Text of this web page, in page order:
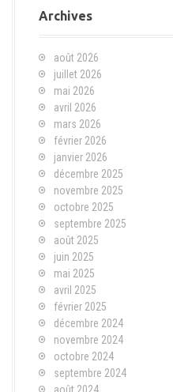
Archives
août 2026
juillet 2026
mai 2026
avril 2026
mars 2026
février 2026
janvier 2026
décembre 2025
novembre 2025
octobre 2025
septembre 2025
août 2025
juin 2025
mai 2025
avril 2025
février 2025
décembre 2024
novembre 2024
octobre 2024
septembre 2024